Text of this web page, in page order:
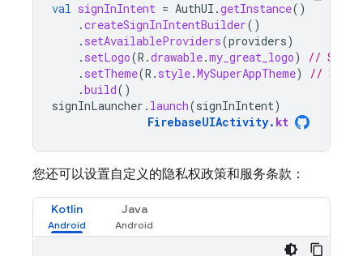
val signInIntent = AuthUI .getInstance()
.createSignInIntentBuilder()
. setAvailableProviders(providers)
. setLogo(R .drawable.my_great_logo)
// Set
. setTheme(R . style.MySuperAppTheme)
// Set
.build()
signInLauncher . launch(signInIntent)
FirebaseUIActivity. kt
您还可以设置自定义的隐私权政策和服务条款：
Kotlin Java